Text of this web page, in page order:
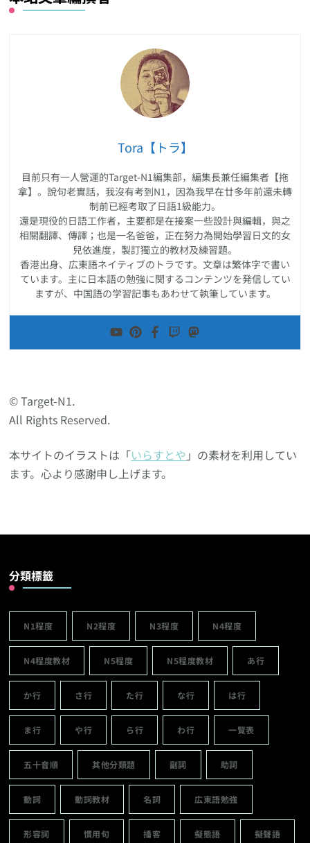
Tora【トラ】
目前只有一人營運的Target-N1編集部，編集長兼任編集者【拖
拿】。說句老實話，我沒有考到N1，因為我早在廿多年前還未轉
制前已經考取了日語1級能力。
還是現役的日語工作者，主要都是在接案一些設計與編輯，與之
相關翻譯、傳譯；也是一名爸爸，正在努力為開始學習日文的女
兒依進度，製訂獨立的教材及練習題。
香港出身、広東語ネイティブのトラです。文章は繁体字で書い
ています。主に日本語の勉強に関するコンテンツを発信してい
ますが、中国語の学習記事もあわせて執筆しています。
© Target-N1.
All Rights Reserved.
本サイトのイラストは「いらすとや 」の素材を利用してい
ます。心より感謝申し上げます。
分類標籤
N1程度 N2程度 N3程度 N4程度
N4程度教材 N5程度 N5程度教材 あ行
か行 さ行 た行 な行 は行
ま行 や行 ら行 わ行 一覽表
五十音順 其他分類題 副詞 助詞
動詞 動詞教材 名詞 広東語勉強
形容詞 慣用句 播客 擬態語 擬聲語